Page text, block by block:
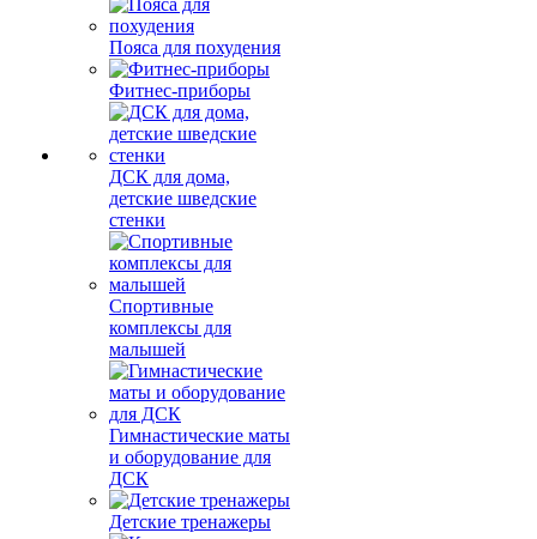
Пояса для похудения
Фитнес-приборы
ДСК для дома,
детские шведские
стенки
Спортивные
комплексы для
малышей
Гимнастические маты
и оборудование для
ДСК
Детские тренажеры